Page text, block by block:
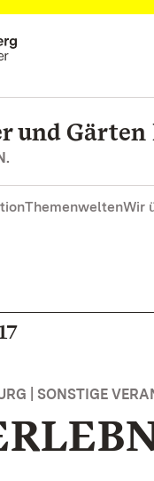
und
ThemenweltenWir
| SONSTIGE